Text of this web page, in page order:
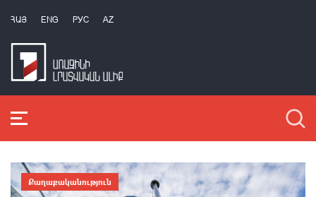
ՀԱՅ ENG РУС AZ
Քաղաքականություն